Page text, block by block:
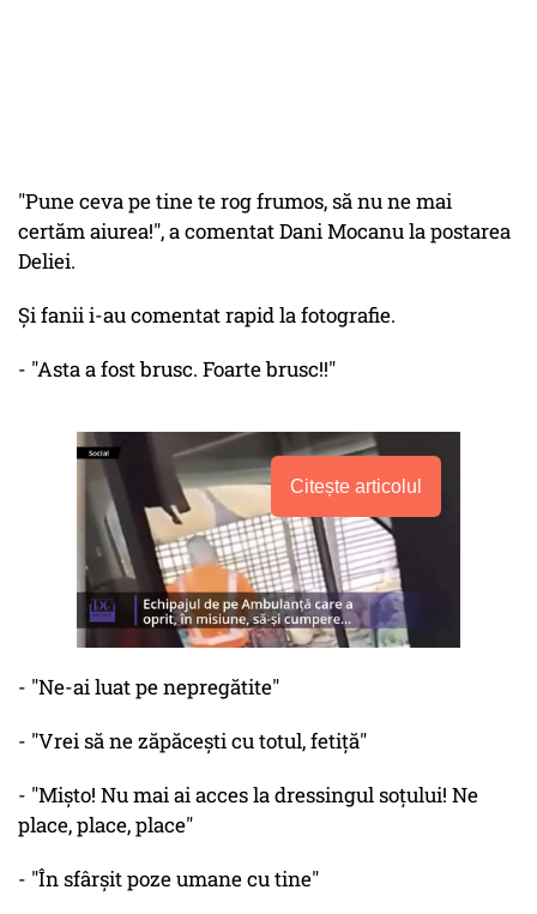
"Pune ceva pe tine te rog frumos, să nu ne mai
certăm aiurea!", a comentat Dani Mocanu la postarea
Deliei.
Și fanii i-au comentat rapid la fotografie.
- "Asta a fost brusc. Foarte brusc!!"
Citește articolul
- "Ne-ai luat pe nepregătite"
- "Vrei să ne zăpăcești cu totul, fetiță"
- "Mișto! Nu mai ai acces la dressingul soțului! Ne
place, place, place"
- "În sfârșit poze umane cu tine"